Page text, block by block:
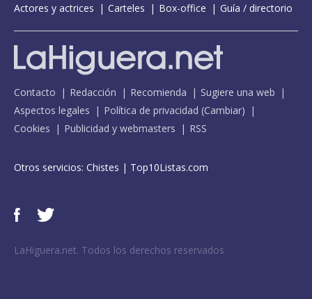
Actores y actrices
Carteles Box-office Guía / directorio
Contacto Redacción Recomienda
Sugiere una web
Aspectos legales
Política de privacidad (Cambiar)
Cookies
Publicidad y webmasters RSS
Otros servicios: Chistes | Top10Listas.com
LaHiguera.net. Todos los derechos reservados